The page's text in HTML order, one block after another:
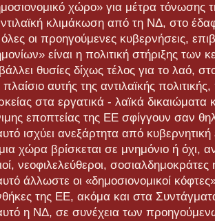
χώρο» για μέτρα τόνωσης
κλιμάκωση από τη ΝΔ, στο
όλες οι προηγούμενες κυβερνήσεις,
είναι η πολιτική στήριξης των
θυσίες δίχως τέλος για το λαό,
πλαίσιο αυτής της αντιλαϊκής
στα εργατικά - λαϊκά δικαιώματα
εποπτείας της ΕΕ σφίγγουν σαν
ισχύει ανεξάρτητα από
χώρα βρίσκεται σε μνημόνιο ή όχι,
νεοφιλελεύθεροι, σοσιαλδημοκράτες
άλλωστε οι «δημοσιονομικοί
της ΕΕ, ακόμα και στα
η ΝΔ, σε συνέχεια των